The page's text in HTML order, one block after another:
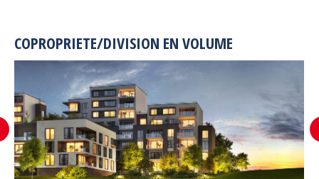
COPROPRIETE/DIVISION EN VOLUME